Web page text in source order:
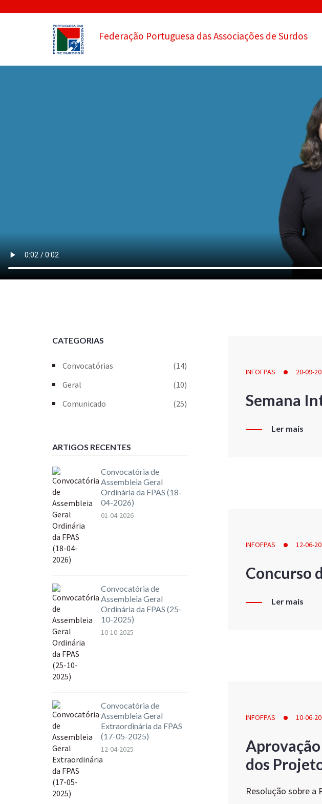
Federação Portuguesa das Associações de Surdos
INFOFPAS 20-09-
Semana
Ler mais
INFOFPAS 12-06-
Concurso
Ler mais
INFOFPAS 10-06-
dos
Resolução sobre a
CATEGORIAS
Convocatórias
(14)
Geral
(10)
Comunicado
(25)
ARTIGOS RECENTES
Convocatória de
Assembleia Geral
Ordinária da FPAS (18-
04-2026)
01-04-2026
Convocatória de
Assembleia Geral
Ordinária da FPAS (25-
10-2025)
10-10-2025
Convocatória de
Assembleia Geral
Extraordinária da FPAS
(17-05-2025)
12-04-2025